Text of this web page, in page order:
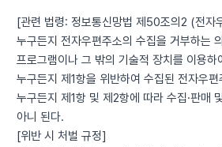
[관련 법령: 정보통신망법 제50조의2 (전자
누구든지 전자우편주소의 수집을 거부하는
프로그램이나 그 밖의 기술적 장치를 이용
누구든지 제1항을 위반하여 수집된 전자우
누구든지 제1항 및 제2항에 따라 수집·판매
아니 된다.
[위반 시 처벌 규정]